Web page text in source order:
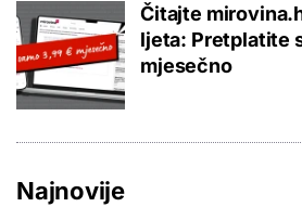
Čitajte
ljeta: Pretplatite
mjesečno
Najnovije